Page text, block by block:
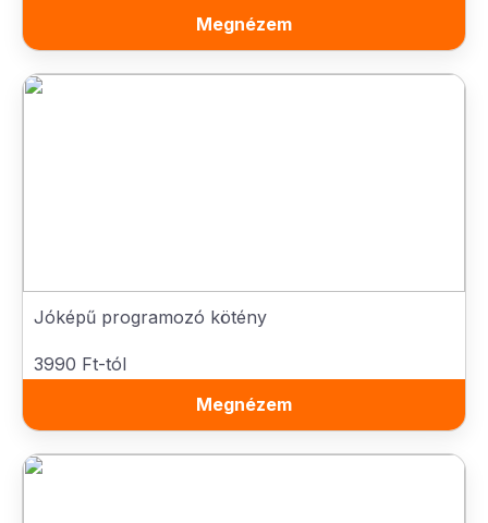
Megnézem
Jóképű programozó kötény
3990 Ft-tól
Megnézem